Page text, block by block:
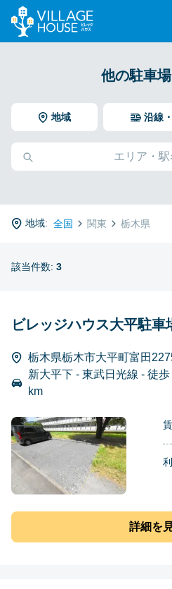
他の駐車
地域 沿線
地域: 全国 関東 栃木県
該当件数: 3
ビレッジハウス大平駐車
栃木県栃木市大平町富田
新大平下 - 東武日光線 - 徒
km
詳細を